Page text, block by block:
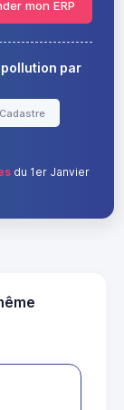
mon ERP
par
du 1er Janvier